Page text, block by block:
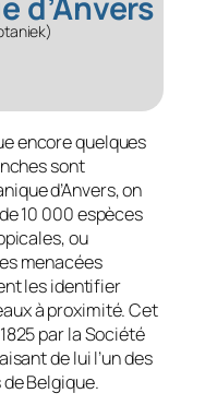
d’Anvers
encore quelques
sont
d’Anvers, on
10 000 espèces
ou
menacées
les identifier
à proximité. Cet
par la Société
de lui l’un des
Belgique.